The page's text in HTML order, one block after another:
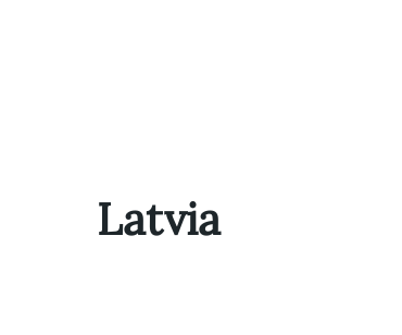
Latvia